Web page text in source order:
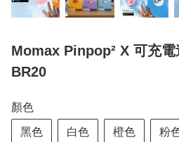
Momax Pinpop² X 可充
BR20
顏色
黑色 白色 橙色 粉